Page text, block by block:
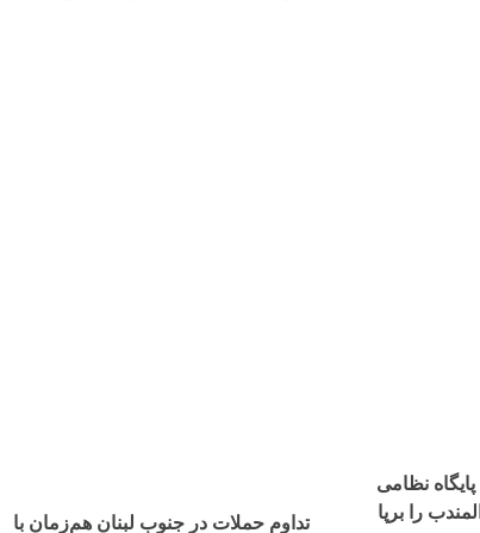
نظامی
را برپا
تداوم حملات در جنوب لبنان هم‌زمان با